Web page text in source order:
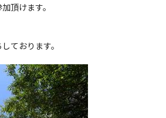
頂けます。
ております。